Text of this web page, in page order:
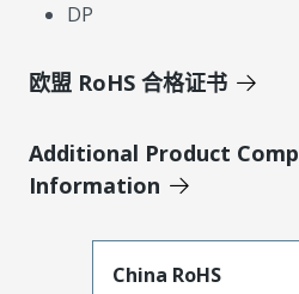
DP
欧盟 RoHS 合格证书
Additional Product
Information
China RoHS